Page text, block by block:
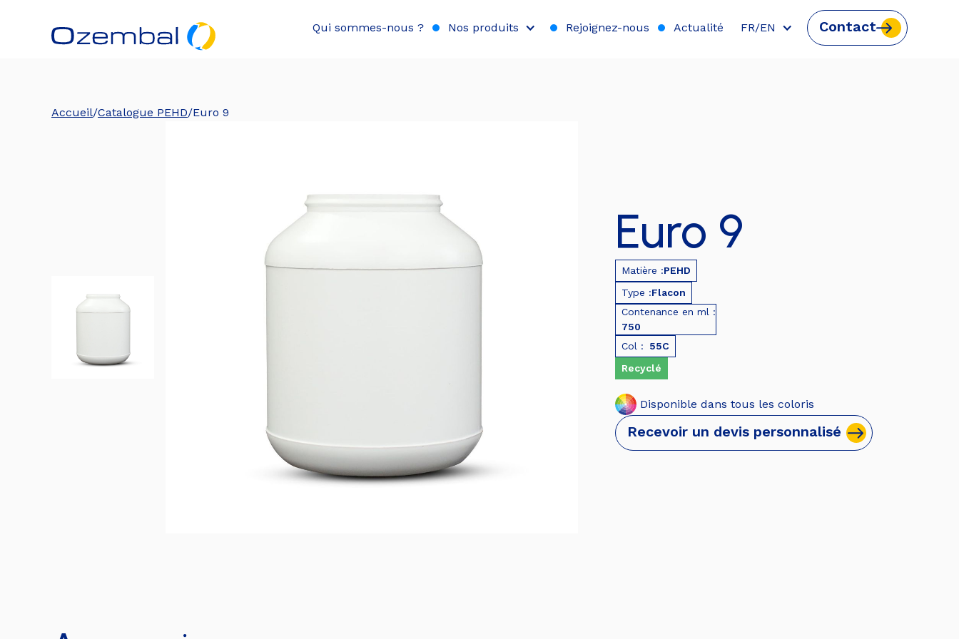
Qui sommes-nous ? Nos produits Rejoignez-nous Actualité FR/EN Contact
Accueil/Catalogue PEHD/Euro 9
Euro 9
Matière :PEHD
Type :Flacon
Contenance en ml :
750
Col :
55C
Recyclé
Disponible dans tous les coloris
Recevoir un devis personnalisé